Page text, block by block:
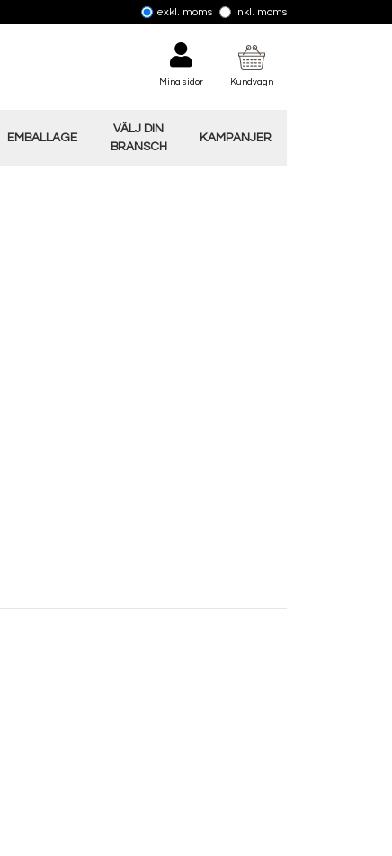
exkl. moms inkl. moms
Mina sidor Kundvagn
EMBALLAGE
VÄLJ DIN
BRANSCH
KAMPANJER